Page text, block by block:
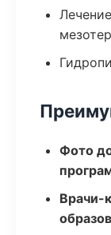
Фото
Врачи-